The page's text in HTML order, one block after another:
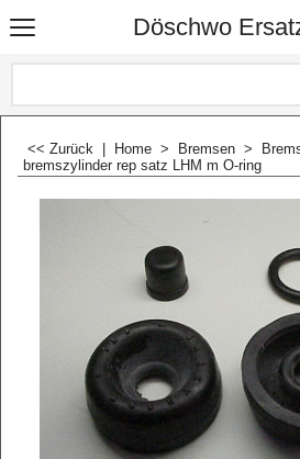
Döschwo
<< Zurück Home > Bremsen >
bremszylinder rep satz LHM m O-ring